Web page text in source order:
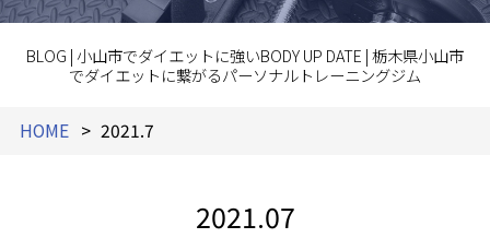
BLOG | 小山市でダイエットに強いBODY UP DATE | 栃木県小山市
でダイエットに繋がるパーソナルトレーニングジム
HOME 2021.7
2021.07